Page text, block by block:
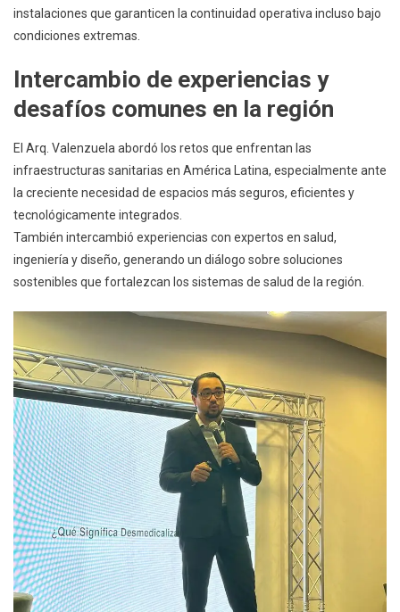
instalaciones que garanticen la continuidad operativa incluso bajo
condiciones extremas.
Intercambio de experiencias y
desafíos comunes en la región
El Arq. Valenzuela abordó los retos que enfrentan las
infraestructuras sanitarias en América Latina, especialmente ante
la creciente necesidad de espacios más seguros, eficientes y
tecnológicamente integrados.
También intercambió experiencias con expertos en salud,
ingeniería y diseño, generando un diálogo sobre soluciones
sostenibles que fortalezcan los sistemas de salud de la región.